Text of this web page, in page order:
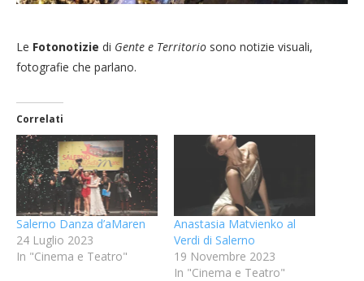
Le Fotonotizie di Gente e Territorio sono notizie visuali,
fotografie che parlano.
Correlati
Salerno Danza d’aMaren
24 Luglio 2023
In "Cinema e Teatro"
Anastasia Matvienko al
Verdi di Salerno
19 Novembre 2023
In "Cinema e Teatro"